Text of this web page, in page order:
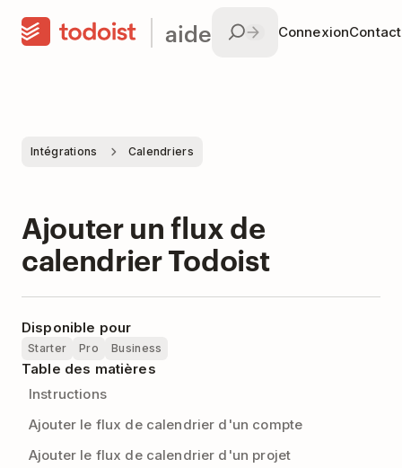
aide Connexion
Intégrations Calendriers
Ajouter un flux de
calendrier Todoist
Disponible pour
Starter Pro Business
Table des matières
Instructions
Ajouter le flux de calendrier d'un compte
Ajouter le flux de calendrier d'un projet